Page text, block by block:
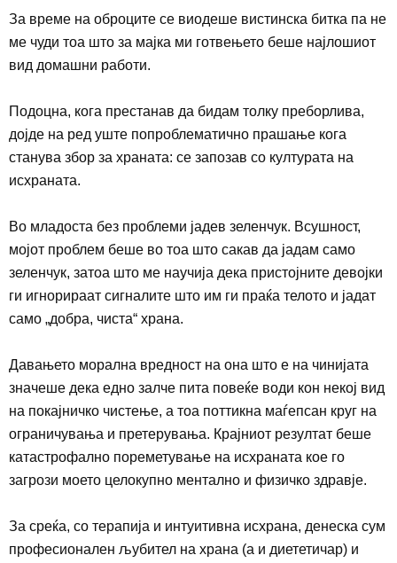
За време на оброците се виодеше вистинска битка па не
ме чуди тоа што за мајка ми готвењето беше најлошиот
вид домашни работи.
Подоцна, кога престанав да бидам толку преборлива,
дојде на ред уште попроблематично прашање кога
станува збор за храната: се запозав со културата на
исхраната.
Во младоста без проблеми јадев зеленчук. Всушност,
мојот проблем беше во тоа што сакав да јадам само
зеленчук, затоа што ме научија дека пристојните девојки
ги игнорираат сигналите што им ги праќа телото и јадат
само „добра, чиста“ храна.
Давањето морална вредност на она што е на чинијата
значеше дека едно залче пита повеќе води кон некој вид
на покајничко чистење, а тоа поттикна маѓепсан круг на
ограничувања и претерувања. Крајниот резултат беше
катастрофално пореметување на исхраната кое го
загрози моето целокупно ментално и физичко здравје.
За среќа, со терапија и интуитивна исхрана, денеска сум
професионален љубител на храна (а и диететичар) и